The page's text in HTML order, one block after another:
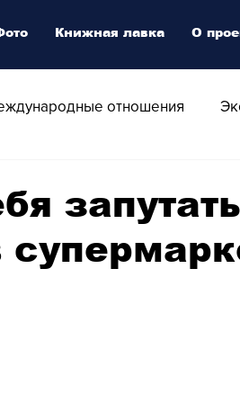
отношения
Swiss Афиша Стиль
Книжная лавка О